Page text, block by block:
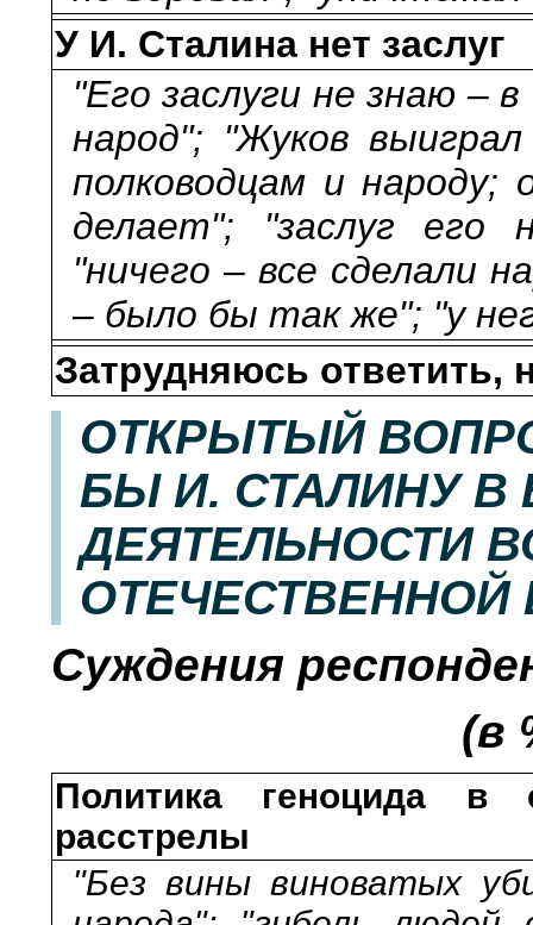
У И. Сталина нет заслуг
"Его заслуги не знаю –
народ"; "Жуков
полководцам и
делает"; "заслуг его
"ничего – все сделали
– было бы так же"; "у
Затрудняюсь ответить,
ОТКРЫТЫЙ
БЫ И. СТАЛИНУ В
ДЕЯТЕЛЬНОСТИ
Суждения
(в
Политика геноцида в
расстрелы
"Без вины виноватых